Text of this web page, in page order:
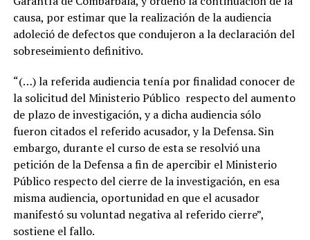
causa, por estimar que la realización de la audiencia
adoleció de defectos que condujeron a la declaración del
sobreseimiento definitivo.
“(…) la referida audiencia tenía por finalidad conocer de
la solicitud del Ministerio Público respecto del aumento
de plazo de investigación, y a dicha audiencia sólo
fueron citados el referido acusador, y la Defensa. Sin
embargo, durante el curso de esta se resolvió una
petición de la Defensa a fin de apercibir el Ministerio
Público respecto del cierre de la investigación, en esa
misma audiencia, oportunidad en que el acusador
manifestó su voluntad negativa al referido cierre”,
sostiene el fallo.